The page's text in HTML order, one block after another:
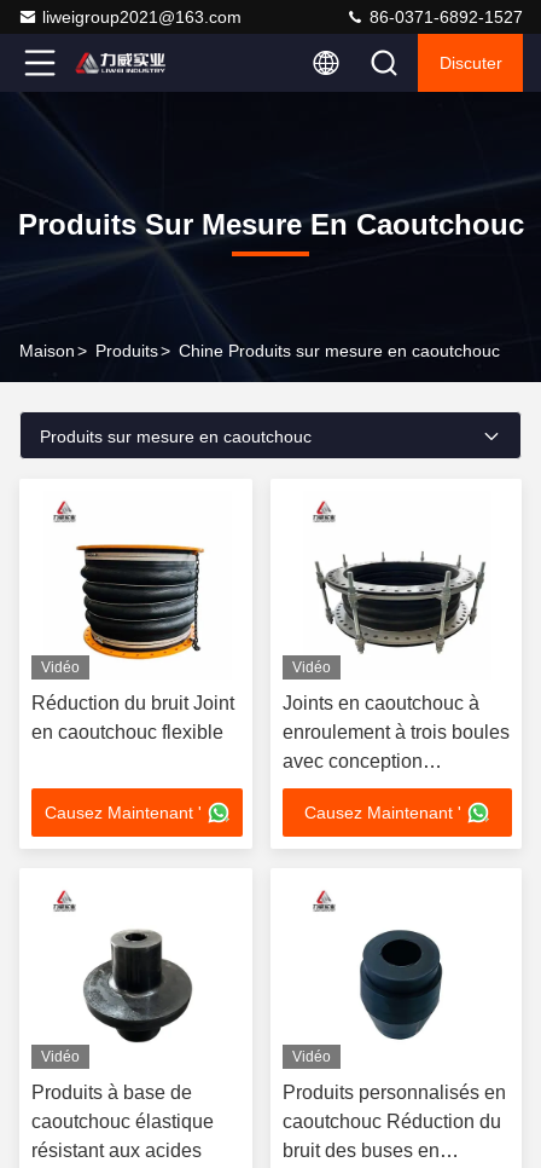
liweigroup2021@163.com 86-0371-6892-1527
Discuter
Produits Sur Mesure En Caoutchouc
Maison> Produits> Chine Produits sur mesure en caoutchouc
Produits sur mesure en caoutchouc
Vidéo
Réduction du bruit Joint
en caoutchouc flexible
Causez Maintenant '
Vidéo
Joints en caoutchouc à
enroulement à trois boules
avec conception
personnalisée
Causez Maintenant '
Vidéo
Produits à base de
caoutchouc élastique
résistant aux acides
Vidéo
Produits personnalisés en
caoutchouc Réduction du
bruit des buses en